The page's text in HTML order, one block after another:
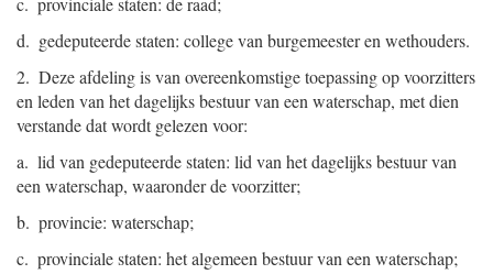
d. gedeputeerde staten: college van burgemeester en wethouders.
2. Deze afdeling is van overeenkomstige toepassing op voorzitters
en leden van het dagelijks bestuur van een waterschap, met dien
verstande dat wordt gelezen voor:
a. lid van gedeputeerde staten: lid van het dagelijks bestuur van
een waterschap, waaronder de voorzitter;
b. provincie: waterschap;
c. provinciale staten: het algemeen bestuur van een waterschap;